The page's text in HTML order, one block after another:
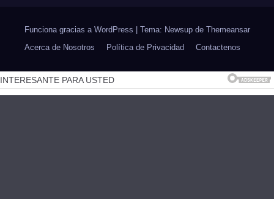
Funciona gracias a WordPress Tema: Newsup de Themeansar
Acerca de Nosotros
Política de Privacidad Contactenos